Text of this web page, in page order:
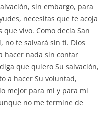
sin embargo, para
necesitas que te acoja
vivo. Como decía San
no te salvará sin tí. Dios
hacer nada sin contar
que quiero Su salvación,
a hacer Su voluntad,
mejor para mí y para mi
no me termine de